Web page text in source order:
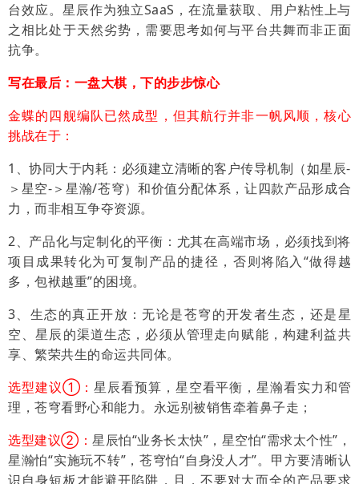
台效应。星辰作为独立SaaS，在流量获取、用户粘性上与
之相比处于天然劣势，需要思考如何与平台共舞而非正面
抗争。
写在最后： 一盘大棋，下的步步惊心
金蝶的四舰编队已然成型，但其航行并非一帆风顺，核心
挑战在于：
1、协同大于内耗：必须建立清晰的客户传导机制（如星辰-
＞星空-＞星瀚/苍穹）和价值分配体系，让四款产品形成合
力，而非相互争夺资源。
2、产品化与定制化的平衡：尤其在高端市场，必须找到将
项目成果转化为可复制产品的捷径，否则将陷入“做得越
多，包袱越重”的困境。
3、生态的真正开放：无论是苍穹的开发者生态，还是星
空、星辰的渠道生态，必须从管理走向赋能，构建利益共
享、繁荣共生的命运共同体。
选型建议①：星辰看预算，星空看平衡，星瀚看实力和管
理，苍穹看野心和能力。永远别被销售牵着鼻子走；
选型建议②： 星辰怕“业务长太快”，星空怕“需求太个性”，
星瀚怕“实施玩不转”，苍穹怕“自身没人才”。甲方要清晰认
识自身短板才能避开陷阱，且，不要对大而全的产品要求